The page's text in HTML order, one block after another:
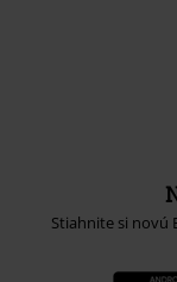
Stiahnite si novú